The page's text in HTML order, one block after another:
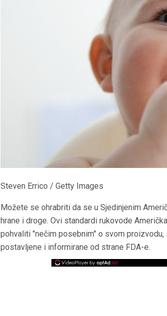
Steven Errico / Getty Images
Možete se ohrabriti da se u Sjedinjenim
hrane i droge. Ovi standardi rukovode
pohvaliti "nečim posebnim" o svom
postavljene i informirane od strane FDA-e.